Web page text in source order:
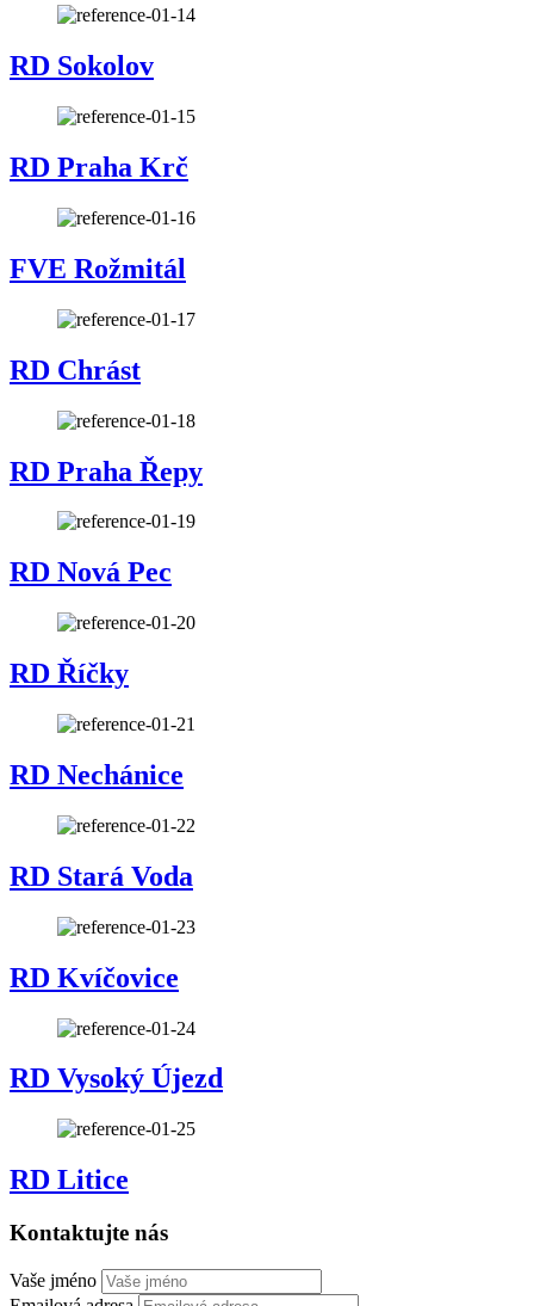
RD Sokolov
RD Praha Krč
FVE Rožmitál
RD Chrást
RD Praha Řepy
RD Nová Pec
RD Říčky
RD Nechánice
RD Stará Voda
RD Kvíčovice
RD Vysoký Újezd
RD Litice
Kontaktujte nás
Vaše jméno